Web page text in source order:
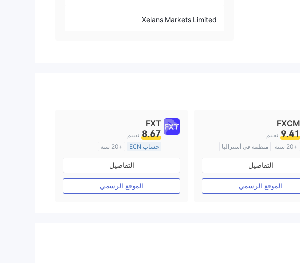
Xelans Markets Limited
FXCM
9.41 تقييم
+20 سنة
منظمة في أستراليا
صناعة السوق (MM)
رخصة كاملة ميتاتريدر ٤
التفاصيل
الموقع الرسمي
FXT
8.67 تقييم
حساب ECN
+20 سنة
منظمة في أستراليا
صناعة السوق (MM)
رخصة كاملة ميتاتريدر ٤
التفاصيل
الموقع الرسمي